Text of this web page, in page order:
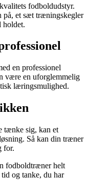
fodboldudstyr.
på, et sæt træningskegler
holdet.
en professionel
være en uforglemmelig
læringsmulighed.
tænke sig, kan et
Så kan din træner
for.
fodboldtræner helt
og tanke, du har